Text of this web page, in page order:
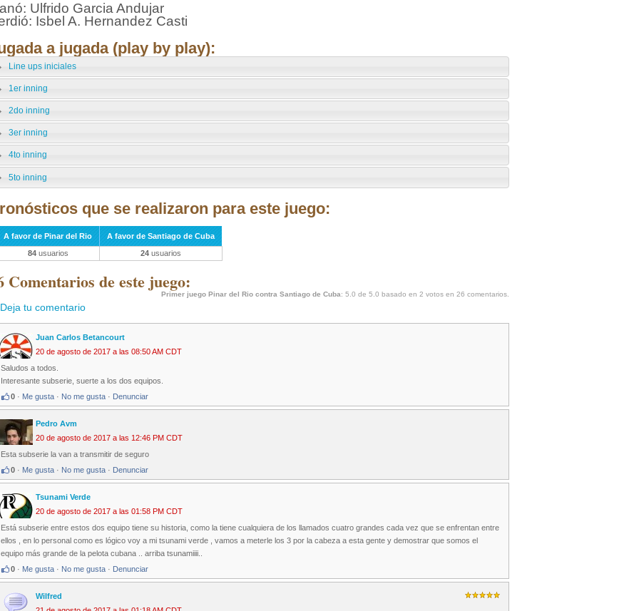
Ulfrido Garcia Andujar
Isbel A. Hernandez Casti
a jugada (play by play):
Line ups iniciales
1er inning
2do inning
3er inning
4to inning
5to inning
que se realizaron para este juego:
A favor de Pinar del Rio
A favor de Santiago de Cuba
84usuarios 24 usuarios
Comentarios de este juego:
Primer juego Pinar del Rio contra Santiago de Cuba: 5.0 de 5.0 basado en 2 votos en 26 comentarios.
Deja tu comentario
Juan Carlos Betancourt
20 de agosto de 2017 a las 08:50 AM CDT
Saludos a todos.
Interesante subserie, suerte a los dos equipos.
0 · Me gusta · No me gusta · Denunciar
Pedro Avm
20 de agosto de 2017 a las 12:46 PM CDT
Esta subserie la van a transmitir de seguro
0 · Me gusta · No me gusta · Denunciar
Tsunami Verde
20 de agosto de 2017 a las 01:58 PM CDT
Está subserie entre estos dos equipo tiene su historia, como la tiene cualquiera de los llamados cuatro grandes cada vez que se enfrentan entre
ellos , en lo personal como es lógico voy a mi tsunami verde , vamos a meterle los 3 por la cabeza a esta gente y demostrar que somos el
equipo más grande de la pelota cubana .. arriba tsunamiiii..
0 · Me gusta · No me gusta · Denunciar
Wilfred